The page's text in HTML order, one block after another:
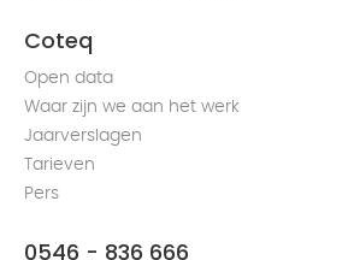
Coteq
Open data
Waar zijn we aan het werk
Jaarverslagen
Tarieven
Pers
0546 - 836 666